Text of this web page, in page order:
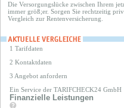
Die Versorgungslücke zwischen Ihrem
immer größ;er. Sorgen Sie rechtzeitig
Vergleich zur Rentenversicherung.
1 Tarifdaten
2 Kontaktdaten
3 Angebot anfordern
Ein Service der TARIFCHECK24 GmbH
Finanzielle Leistungen